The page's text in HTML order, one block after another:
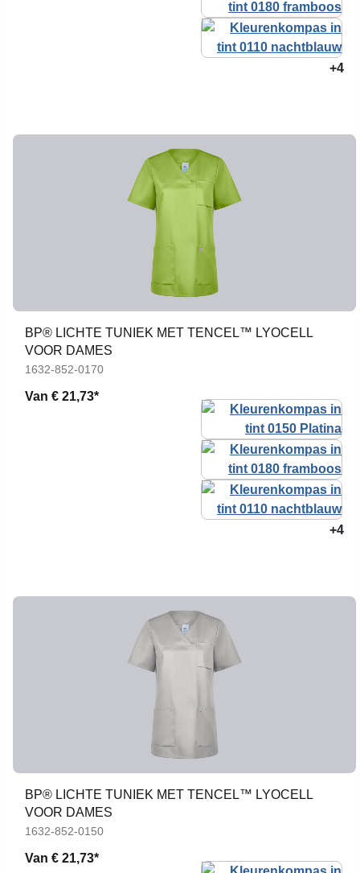
+4
BP® LICHTE TUNIEK MET TENCEL™ LYOCELL
VOOR DAMES
1632-852-0170
Van € 21,73*
+4
BP® LICHTE TUNIEK MET TENCEL™ LYOCELL
VOOR DAMES
1632-852-0150
Van € 21,73*